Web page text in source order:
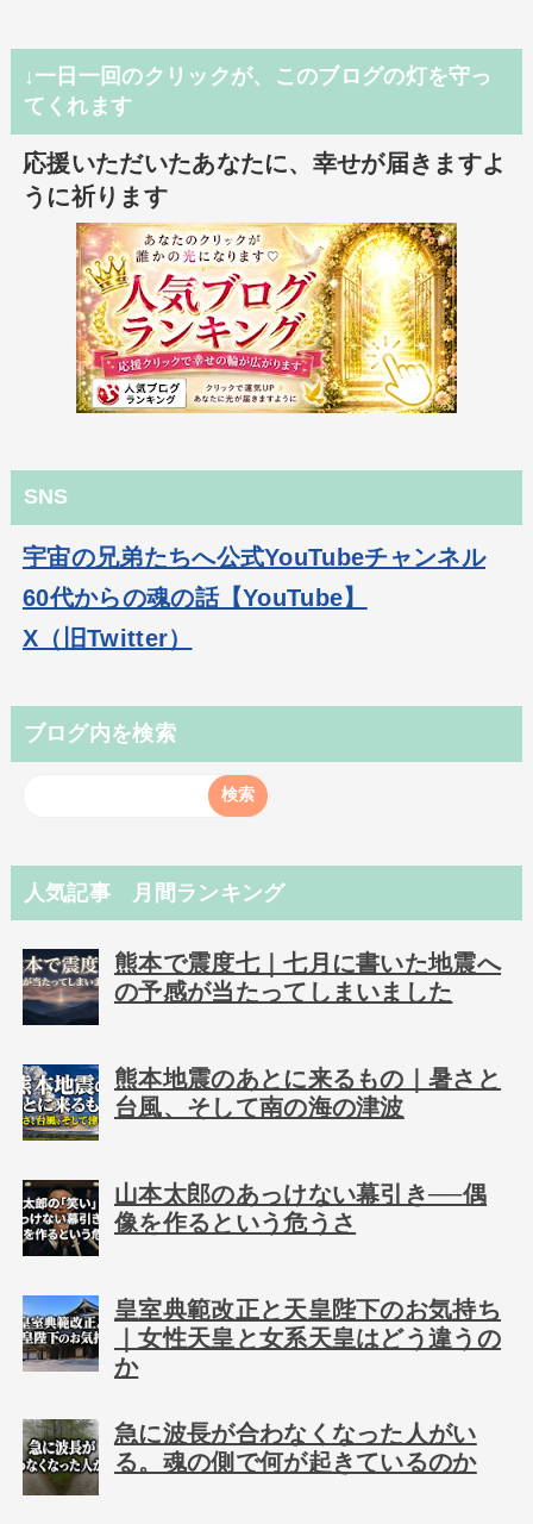
↓一日一回のクリックが、このブログの灯を守っ
てくれます
応援いただいたあなたに、幸せが届きますよ
うに祈ります
SNS
宇宙の兄弟たちへ公式YouTubeチャンネル
60代からの魂の話【YouTube】
X（旧Twitter）
ブログ内を検索
人気記事 月間ランキング
熊本で震度七｜七月に書いた地震へ
の予感が当たってしまいました
熊本地震のあとに来るもの｜暑さと
台風、そして南の海の津波
山本太郎のあっけない幕引き──偶
像を作るという危うさ
皇室典範改正と天皇陛下のお気持ち
｜女性天皇と女系天皇はどう違うの
か
急に波長が合わなくなった人がい
る。魂の側で何が起きているのか